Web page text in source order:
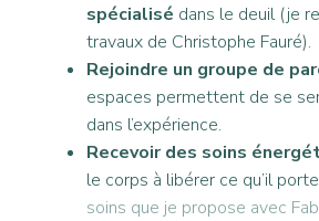
spécialisé dans le deuil (je
travaux de Christophe Fauré).
Rejoindre un groupe de
espaces permettent de se
dans l’expérience.
Recevoir des soins
le corps à libérer ce qu’il
soins que je propose avec